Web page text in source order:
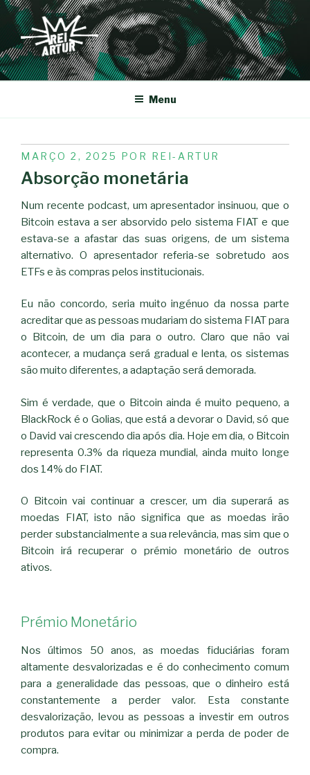
Saltar
para
conteúdo
REI-ARTUR
Menu
PUBLICADO
EM
MARÇO 2, 2025 POR REI-ARTUR
Absorção monetária
Num recente podcast, um apresentador insinuou, que o
Bitcoin estava a ser absorvido pelo sistema FIAT e que
estava-se a afastar das suas origens, de um sistema
alternativo. O apresentador referia-se sobretudo aos
ETFs e às compras pelos institucionais.
Eu não concordo, seria muito ingénuo da nossa parte
acreditar que as pessoas mudariam do sistema FIAT para
o Bitcoin, de um dia para o outro. Claro que não vai
acontecer, a mudança será gradual e lenta, os sistemas
são muito diferentes, a adaptação será demorada.
Sim é verdade, que o Bitcoin ainda é muito pequeno, a
BlackRock é o Golias, que está a devorar o David, só que
o David vai crescendo dia após dia. Hoje em dia, o Bitcoin
representa 0.3% da riqueza mundial, ainda muito longe
dos 14% do FIAT.
O Bitcoin vai continuar a crescer, um dia superará as
moedas FIAT, isto não significa que as moedas irão
perder substancialmente a sua relevância, mas sim que o
Bitcoin irá recuperar o prémio monetário de outros
ativos.
Prémio Monetário
Nos últimos 50 anos, as moedas fiduciárias foram
altamente desvalorizadas e é do conhecimento comum
para a generalidade das pessoas, que o dinheiro está
constantemente a perder valor. Esta constante
desvalorização, levou as pessoas a investir em outros
produtos para evitar ou minimizar a perda de poder de
compra.